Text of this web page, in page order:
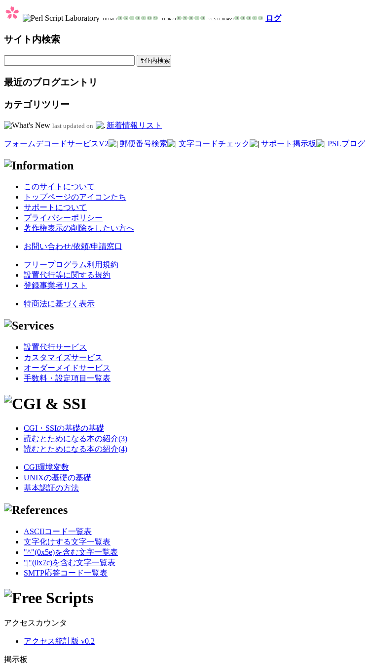
ログ
サイト内検索
最近のブログエントリ
カテゴリツリー
last updated on 新着情報リスト
フォームデコードサービスV2 郵便番号検索 文字コードチェック サポート掲示板 PSLブログ
このサイトについて
トップページのアイコンたち
サポートについて
プライバシーポリシー
著作権表示の削除をしたい方へ
お問い合わせ/依頼/申請窓口
フリープログラム利用規約
設置代行等に関する規約
登録事業者リスト
特商法に基づく表示
設置代行サービス
カスタマイズサービス
オーダーメイドサービス
手数料・設定項目一覧表
CGI・SSIの基礎の基礎
読むとためになる本の紹介(3)
読むとためになる本の紹介(4)
CGI環境変数
UNIXの基礎の基礎
基本認証の方法
ASCIIコード一覧表
文字化けする文字一覧表
"^"(0x5e)を含む文字一覧表
"|"(0x7c)を含む文字一覧表
SMTP応答コード一覧表
アクセスカウンタ
アクセス統計版 v0.2
掲示板